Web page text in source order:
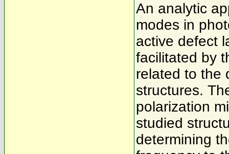
An analytic
modes in
active defect
facilitated by
related to the
structures.
polarization
studied
determining